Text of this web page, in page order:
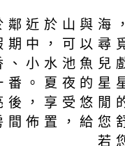
近於山與
中，可以尋
小水池魚
。夏夜的
，享受悠
佈置，給
您正想尋